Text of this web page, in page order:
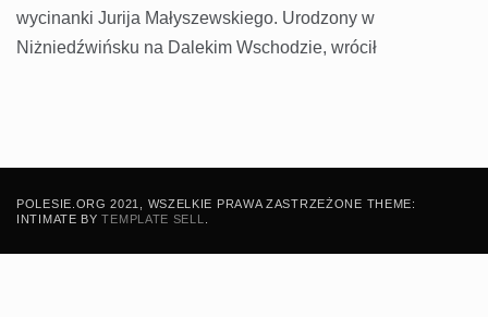
wycinanki Jurija Małyszewskiego. Urodzony w
Niżniedźwińsku na Dalekim Wschodzie, wrócił
POLESIE.ORG 2021, WSZELKIE PRAWA ZASTRZEŻONE THEME:
INTIMATE BYTEMPLATE SELL.